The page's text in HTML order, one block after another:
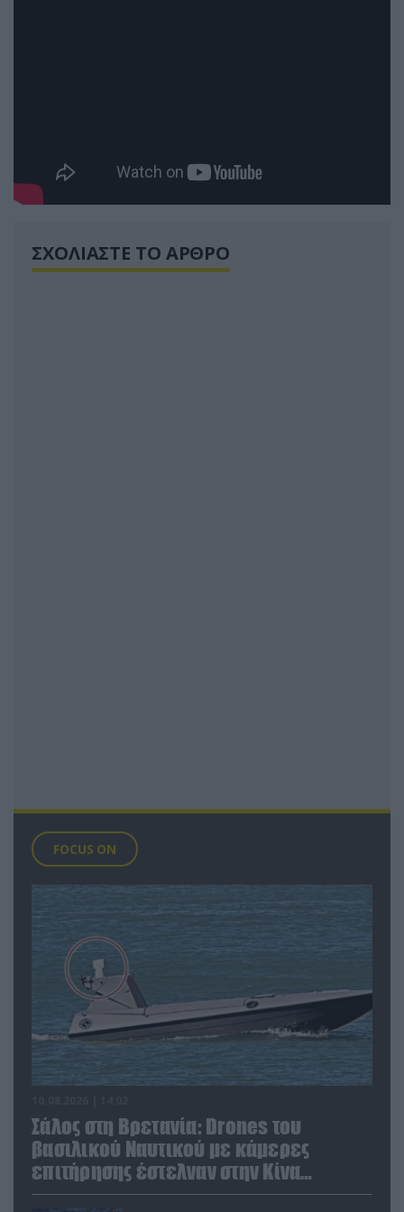
ΣΧΟΛΙΑΣΤΕ ΤΟ ΑΡΘΡΟ
FOCUS ON
Σάλος στη Βρετανία: Drones του
βασιλικού Ναυτικού με κάμερες
επιτήρησης έστελναν στην Κίνα
απόρρητες πληροφορίες!